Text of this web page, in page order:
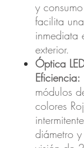
y
facilita
inmediata
exterior.
Óptica
Eficiencia:
módulos
colores
diámetro